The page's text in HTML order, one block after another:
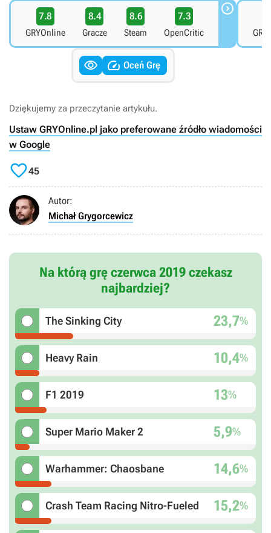
7.8
GRYOnline
8.4
Gracze
8.6
Steam
7.3
OpenCritic

  Oceń Grę
Dziękujemy za przeczytanie artykułu.
Ustaw GRYOnline.pl jako preferowane źródło wiadomości
w Google
45
Autor:
Michał Grygorcewicz
Na którą grę czerwca 2019 czekasz
najbardziej?
The Sinking City 23,7%
Heavy Rain 10,4%
F1 2019 13%
Super Mario Maker 2 5,9%
Warhammer: Chaosbane 14,6%
Crash Team Racing Nitro-Fueled 15,2%